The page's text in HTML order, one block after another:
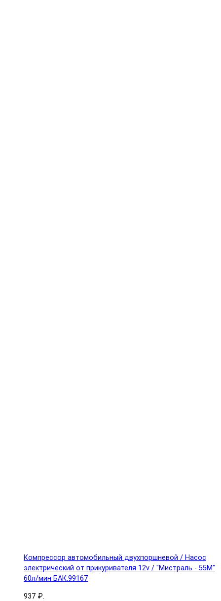
Компрессор автомобильный двухпоршневой / Насос
электрический от прикуривателя 12v / "Мистраль - 55М"
60л/мин БАК.99167
937 ₽.